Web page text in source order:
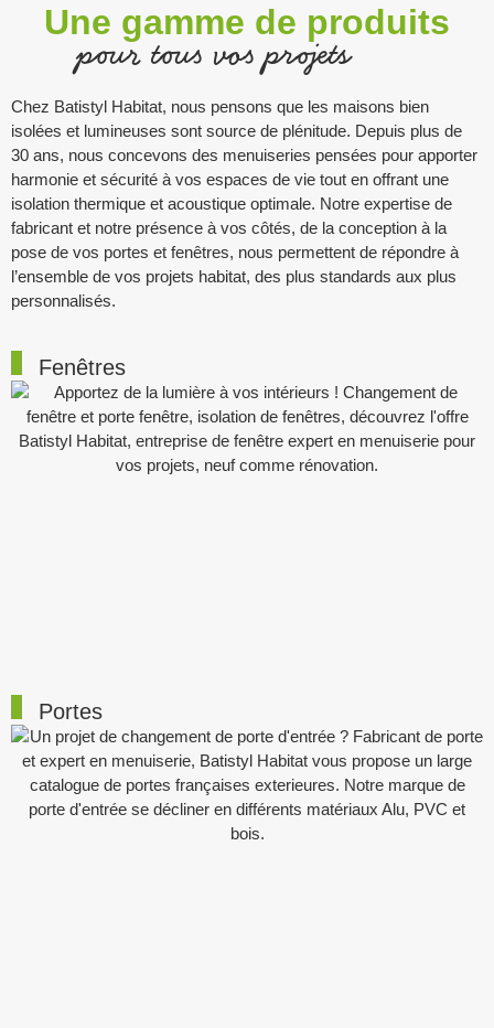
Une gamme de produits
pour tous vos projets
Chez Batistyl Habitat, nous pensons que les maisons bien
isolées et lumineuses sont source de plénitude. Depuis plus de
30 ans, nous concevons des menuiseries pensées pour apporter
harmonie et sécurité à vos espaces de vie tout en offrant une
isolation thermique et acoustique optimale. Notre expertise de
fabricant et notre présence à vos côtés, de la conception à la
pose de vos portes et fenêtres, nous permettent de répondre à
l’ensemble de vos projets habitat, des plus standards aux plus
personnalisés.
Fenêtres
Portes